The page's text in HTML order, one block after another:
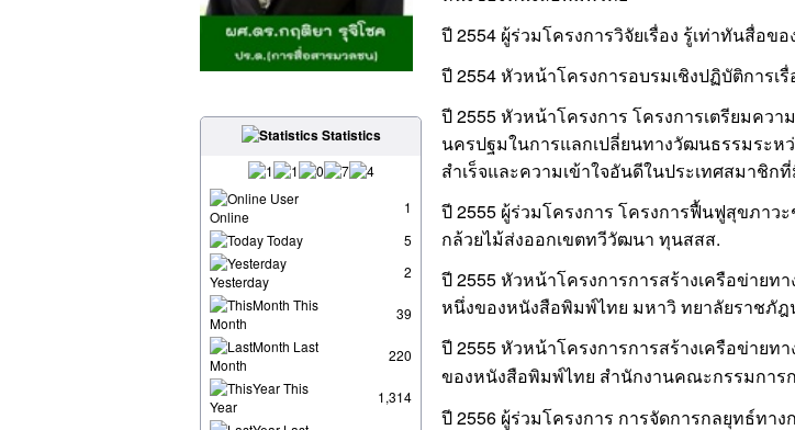
Statistics
User
Online
1
Today
5
Yesterday
2
This
Month
39
Last
Month
220
This
Year
1,314
ปี 2554 ผู้ร่วมโครงการวิจัยเรื่อง รู้เท่าทันสื่อ
ปี 2554 หัวหน้าโครงการอบรมเชิงปฏิบัติการ
ปี 2555 หัวหน้าโครงการ โครงการเตรียมคว
นครปฐมในการแลกเปลี่ยนทางวัฒนธรรมระห
สำเร็จและความเข้าใจอันดีในประเทศสมาชิ
ปี 2555 ผู้ร่วมโครงการ โครงการฟื้นฟูสุขภา
กล้วยไม้ส่งออกเขตทวีวัฒนา ทุนสสส.
ปี 2555 หัวหน้าโครงการการสร้างเครือข่ายท
หนึ่งของหนังสือพิมพ์ไทย มหาวิ ทยาลัยราชภัฎ
ปี 2555 หัวหน้าโครงการการสร้างเครือข่าย
ของหนังสือพิมพ์ไทย สำนักงานคณะกรรมการ
ปี 2556 ผู้ร่วมโครงการ การจัดการกลยุทธ์ท